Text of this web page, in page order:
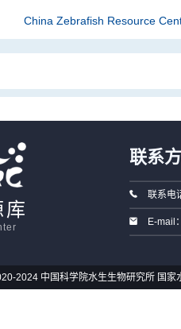
China Zebrafish Resource
联系
联系电
E-mail
2024 中国科学院水生生物研究所 国家